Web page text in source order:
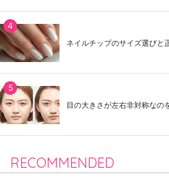
ネイルチップのサイズ選びと
目の大きさが左右非対称なの
RECOMMENDED